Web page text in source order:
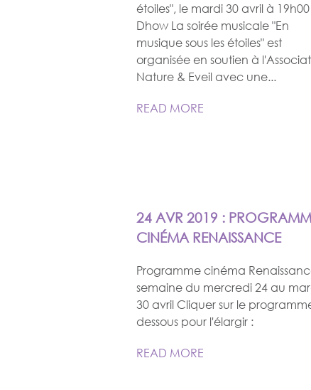
étoiles", le mardi 30 avril à
Dhow La soirée musicale "En
musique sous les étoiles" est
organisée en soutien à
Nature & Eveil avec une...
READ MORE
24 AVR 2019 :
CINÉMA RENAISSANCE
Programme cinéma
semaine du mercredi 24 au
30 avril Cliquer sur le
dessous pour l'élargir :
READ MORE